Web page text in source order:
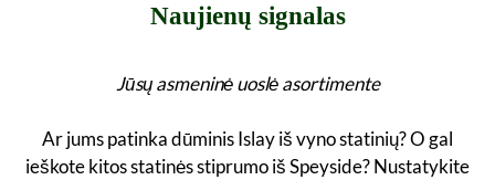
Naujienų signalas
Jūsų asmeninė uoslė asortimente
Ar jums patinka dūminis Islay iš vyno statinių? O gal
ieškote kitos statinės stiprumo iš Speyside? Nustatykite